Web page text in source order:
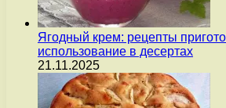
Ягодный крем: рецепты
использование в десертах
21.11.2025